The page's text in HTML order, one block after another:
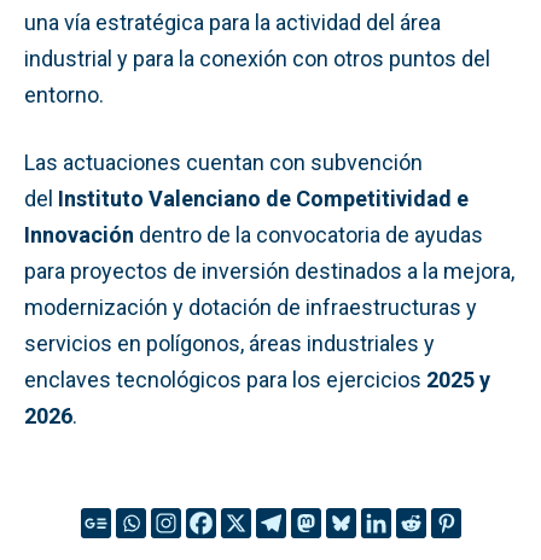
una vía estratégica para la actividad del área
industrial y para la conexión con otros puntos del
entorno.
Las actuaciones cuentan con subvención
del Instituto Valenciano de Competitividad e
Innovación dentro de la convocatoria de ayudas
para proyectos de inversión destinados a la mejora,
modernización y dotación de infraestructuras y
servicios en polígonos, áreas industriales y
enclaves tecnológicos para los ejercicios 2025 y
2026.